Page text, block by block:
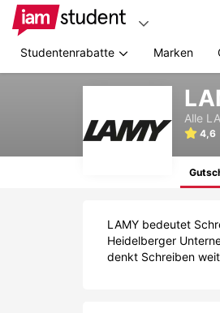
Studentenrabatte Marken
Alle
4,6
LAMY bedeutet
Heidelberger
denkt Schreiben